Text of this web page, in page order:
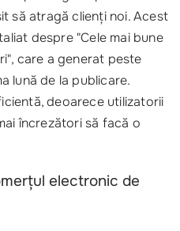
să atragă clienți noi. Acest
despre "Cele mai bune
care a generat peste
lună de la publicare.
deoarece utilizatorii
încrezători să facă o
electronic de